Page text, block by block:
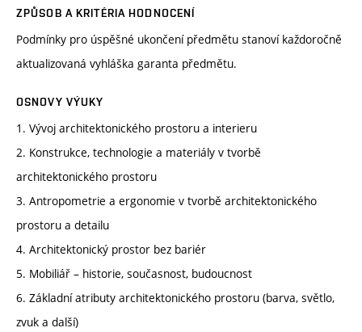
ZPŮSOB A KRITÉRIA HODNOCENÍ
Podmínky pro úspěšné ukončení předmětu stanoví každoročně
aktualizovaná vyhláška garanta předmětu.
OSNOVY VÝUKY
1. Vývoj architektonického prostoru a interieru
2. Konstrukce, technologie a materiály v tvorbě
architektonického prostoru
3. Antropometrie a ergonomie v tvorbě architektonického
prostoru a detailu
4. Architektonický prostor bez bariér
5. Mobiliář – historie, současnost, budoucnost
6. Základní atributy architektonického prostoru (barva, světlo,
zvuk a další)